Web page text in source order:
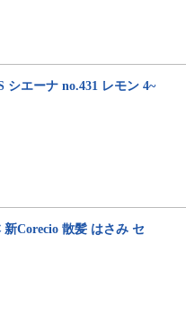
シエーナ no.431 レモン 4~
Corecio 散髪 はさみ セ